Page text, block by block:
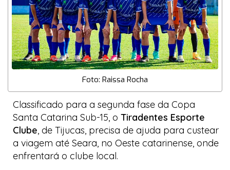
Foto: Raissa Rocha
Classificado para a segunda fase da Copa
Santa Catarina Sub-15, o Tiradentes Esporte
Clube, de Tijucas, precisa de ajuda para custear
a viagem até Seara, no Oeste catarinense, onde
enfrentará o clube local.